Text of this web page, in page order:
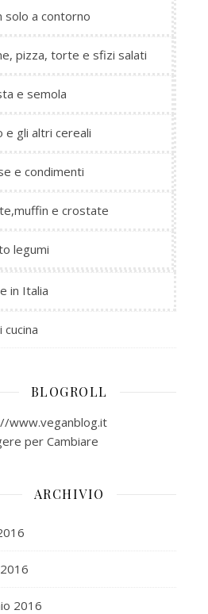
solo a contorno
pizza, torte e sfizi salati
e semola
e gli altri cereali
e condimenti
e crostate
legumi
in Italia
cucina
BLOGROLL
ARCHIVIO
2016